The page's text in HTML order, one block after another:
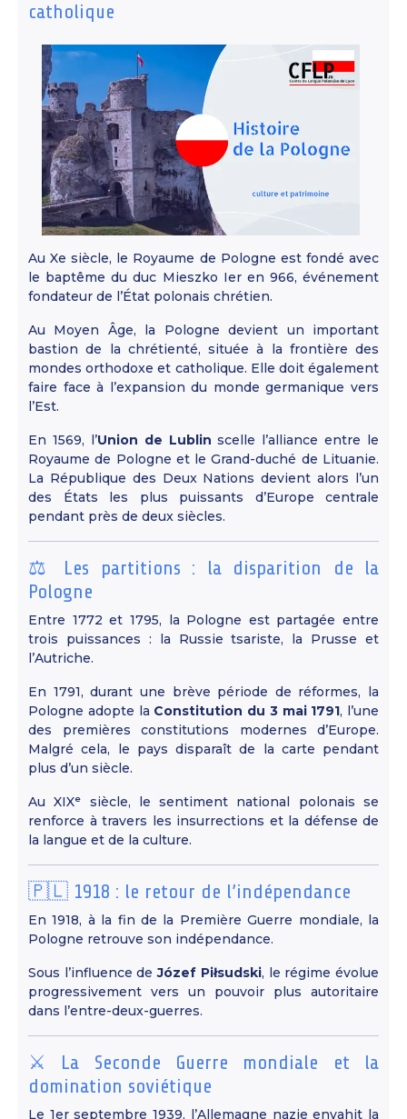
catholique
Au Xe siècle, le Royaume de Pologne est fondé avec
le baptême du duc Mieszko Ier en 966, événement
fondateur de l’État polonais chrétien.
Au Moyen Âge, la Pologne devient un important
bastion de la chrétienté, située à la frontière des
mondes orthodoxe et catholique. Elle doit également
faire face à l’expansion du monde germanique vers
l’Est.
En 1569, l’Union de Lublin scelle l’alliance entre le
Royaume de Pologne et le Grand-duché de Lituanie.
La République des Deux Nations devient alors l’un
des États les plus puissants d’Europe centrale
pendant près de deux siècles.
⚖️ Les partitions : la disparition de la
Pologne
Entre 1772 et 1795, la Pologne est partagée entre
trois puissances : la Russie tsariste, la Prusse et
l’Autriche.
En 1791, durant une brève période de réformes, la
Pologne adopte la Constitution du 3 mai 1791, l’une
des premières constitutions modernes d’Europe.
Malgré cela, le pays disparaît de la carte pendant
plus d’un siècle.
Au XIXᵉ siècle, le sentiment national polonais se
renforce à travers les insurrections et la défense de
la langue et de la culture.
🇵🇱 1918 : le retour de l’indépendance
En 1918, à la fin de la Première Guerre mondiale, la
Pologne retrouve son indépendance.
Sous l’influence deJózef Piłsudski, le régime évolue
progressivement vers un pouvoir plus autoritaire
dans l’entre-deux-guerres.
⚔️ La Seconde Guerre mondiale et la
domination soviétique
Le 1er septembre 1939, l’Allemagne nazie envahit la